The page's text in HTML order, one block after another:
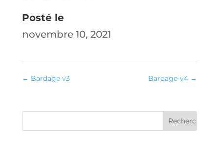
Posté le
novembre 10, 2021
← Bardage v3 Bardage-v4 →